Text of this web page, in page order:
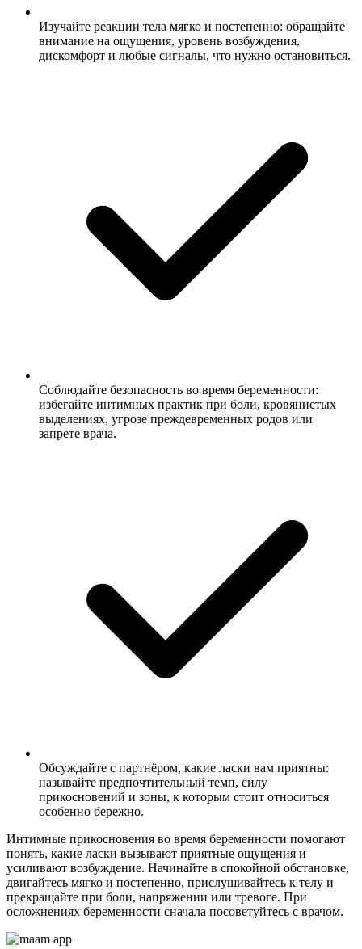
Изучайте реакции тела мягко и постепенно: обращайте
внимание на ощущения, уровень возбуждения,
дискомфорт и любые сигналы, что нужно остановиться.
Соблюдайте безопасность во время беременности:
избегайте интимных практик при боли, кровянистых
выделениях, угрозе преждевременных родов или
запрете врача.
Обсуждайте с партнёром, какие ласки вам приятны:
называйте предпочтительный темп, силу
прикосновений и зоны, к которым стоит относиться
особенно бережно.
Интимные прикосновения во время беременности помогают
понять, какие ласки вызывают приятные ощущения и
усиливают возбуждение. Начинайте в спокойной обстановке,
двигайтесь мягко и постепенно, прислушивайтесь к телу и
прекращайте при боли, напряжении или тревоге. При
осложнениях беременности сначала посоветуйтесь с врачом.